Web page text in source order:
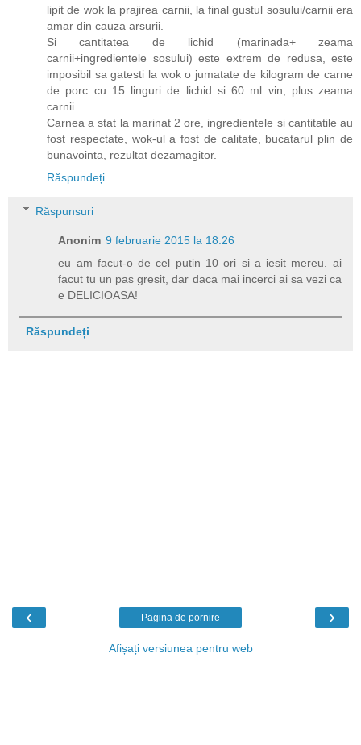
lipit de wok la prajirea carnii, la final gustul sosului/carnii era
amar din cauza arsurii.
Si cantitatea de lichid (marinada+ zeama
carnii+ingredientele sosului) este extrem de redusa, este
imposibil sa gatesti la wok o jumatate de kilogram de carne
de porc cu 15 linguri de lichid si 60 ml vin, plus zeama
carnii.
Carnea a stat la marinat 2 ore, ingredientele si cantitatile au
fost respectate, wok-ul a fost de calitate, bucatarul plin de
bunavointa, rezultat dezamagitor.
Răspundeți
Răspunsuri
Anonim 9 februarie 2015 la 18:26
eu am facut-o de cel putin 10 ori si a iesit mereu. ai
facut tu un pas gresit, dar daca mai incerci ai sa vezi ca
e DELICIOASA!
Răspundeți
‹ ›
Pagina de pornire
Afișați versiunea pentru web